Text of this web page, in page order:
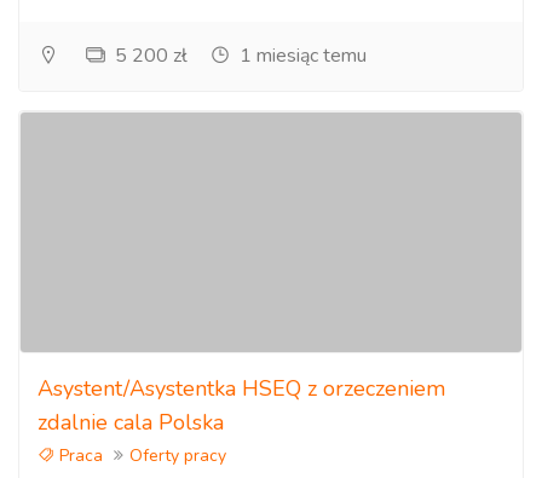
5 200 zł 1 miesiąc temu
Asystent/Asystentka HSEQ z orzeczeniem
zdalnie cala Polska
Praca
Oferty pracy